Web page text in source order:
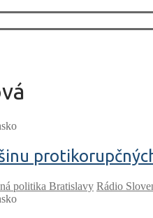
politika Bratislavy Rádio